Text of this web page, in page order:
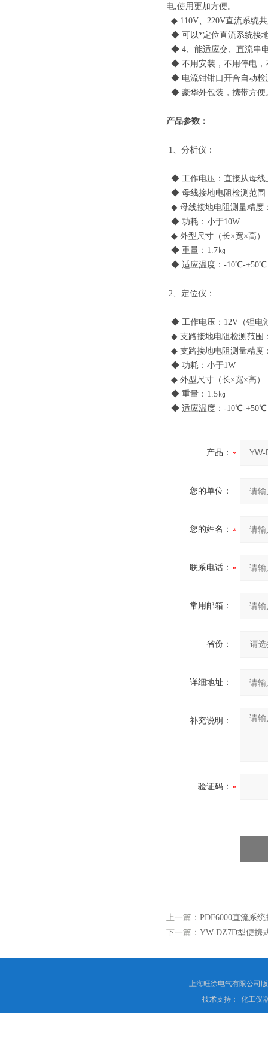
电,使用更加方便。
◆ 110V、220V直流系统
◆ 可以*定位直流系统接
◆ 4、能适应交、直流串
◆ 不用安装，不用停电，
◆ 电流钳钳口开合自动检
◆ 豪华外包装，携带方便
产品参数：
1、分析仪：
◆ 工作电压：直接从母线
◆ 母线接地电阻检测范围
◆ 母线接地电阻测量精度
◆ 功耗：小于10W
◆ 外型尺寸（长×宽×高）
◆ 重量：1.7㎏
◆ 适应温度：-10℃-+50℃
2、定位仪：
◆ 工作电压：12V（锂电
◆ 支路接地电阻检测范围
◆ 支路接地电阻测量精
◆ 功耗：小于1W
◆ 外型尺寸（长×宽×高）
◆ 重量：1.5㎏
◆ 适应温度：-10℃-+50℃
产品：
您的单位：
您的姓名：
联系电话：
常用邮箱：
省份：
详细地址：
补充说明：
验证码：
上一篇： PDF6000直流系
下一篇： YW-DZ7D型便携
上海旺徐电气有限公司
技术支持：
化工仪